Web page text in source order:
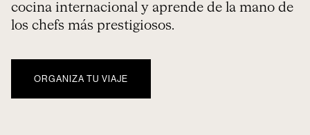
cocina internacional y aprende de la mano de
los chefs más prestigiosos.
ORGANIZA TU VIAJE